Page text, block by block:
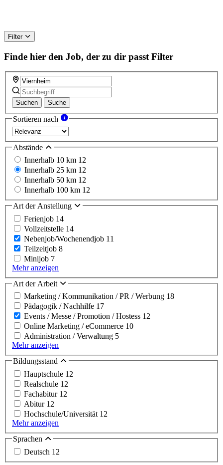
Filter
Finde hier den Job, der zu dir passt Filter
Suchen Suche
Sortieren nach
Abstände
Innerhalb 10 km 12
Innerhalb 25 km 12
Innerhalb 50 km 12
Innerhalb 100 km 12
Art der Anstellung
Ferienjob 14
Vollzeitstelle 14
Nebenjob/Wochenendjob 11
Teilzeitjob 8
Minijob 7
Mehr anzeigen
Art der Arbeit
Marketing / Kommunikation / PR / Werbung 18
Pädagogik / Nachhilfe 17
Events / Messe / Promotion / Hostess 12
Online Marketing / eCommerce 10
Administration / Verwaltung 5
Mehr anzeigen
Bildungsstand
Hauptschule 12
Realschule 12
Fachabitur 12
Abitur 12
Hochschule/Universität 12
Mehr anzeigen
Sprachen
Deutsch 12